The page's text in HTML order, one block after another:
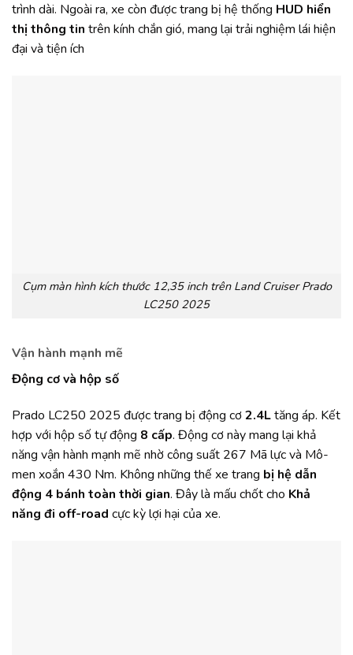
trình dài. Ngoài ra, xe còn được trang bị hệ thống HUD hiển
thị thông tin trên kính chắn gió, mang lại trải nghiệm lái hiện
đại và tiện ích
Cụm màn hình kích thước 12,35 inch trên Land Cruiser Prado
LC250 2025
Vận hành mạnh mẽ
Động cơ và hộp số
Prado LC250 2025 được trang bị động cơ2.4Ltăng áp. Kết
hợp với hộp số tự động 8 cấp. Động cơ này mang lại khả
năng vận hành mạnh mẽ nhờ công suất 267 Mã lực và Mô-
men xoắn 430 Nm. Không những thế xe trang bị hệ dẫn
động 4 bánh toàn thời gian. Đây là mấu chốt cho Khả
năng đi off-road cực kỳ lợi hại của xe.